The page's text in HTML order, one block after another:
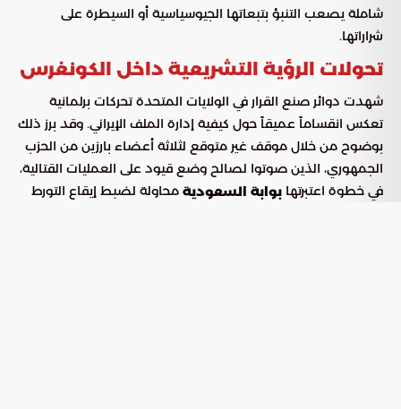
شاملة يصعب التنبؤ بتبعاتها الجيوسياسية أو السيطرة على
شراراتها.
تحولات الرؤية التشريعية داخل الكونغرس
شهدت دوائر صنع القرار في الولايات المتحدة تحركات برلمانية
تعكس انقساماً عميقاً حول كيفية إدارة الملف الإيراني. وقد برز ذلك
بوضوح من خلال موقف غير متوقع لثلاثة أعضاء بارزين من الحزب
الجمهوري، الذين صوتوا لصالح وضع قيود على العمليات القتالية،
في خطوة اعتبرتها بوابة السعودية محاولة لضبط إيقاع التورط